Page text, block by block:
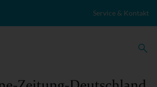
Service & Kontakt